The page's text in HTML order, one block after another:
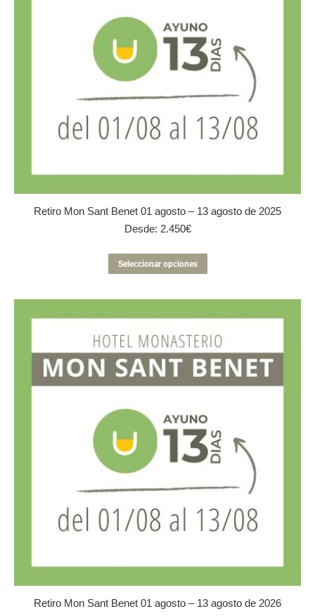
la
página
de
producto
Retiro Mon Sant Benet 01 agosto – 13 agosto de 2025
Desde: 2.450€
Seleccionar opciones
producto
múltiples
variantes.
opciones
se
pueden
elegir
la
página
de
producto
Retiro Mon Sant Benet 01 agosto – 13 agosto de 2026